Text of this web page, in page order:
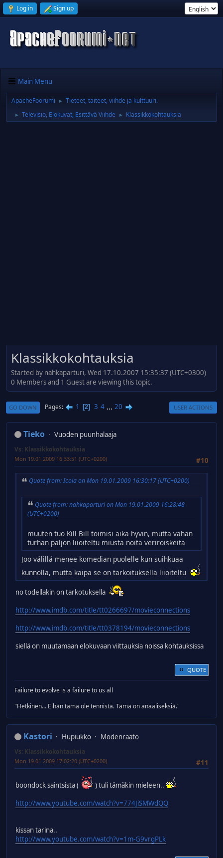
Log in Sign up
Main Menu
ApacheFoorumi ► Tieteet, taiteet, viihde ja kulttuuri.
► Televisio, Elokuvat, Esittävä Viihde ► Klassikkokohtauksia
Klassikkokohtauksia
Started by nahkaparturi, Wed 17.10.2007 15:35:37 (UTC+0300)
0 Members and 1 Guest are viewing this topic.
GO DOWN Pages 1 2 3 4 ... 20 USER ACTIONS
Tieko Vuoden puunhalaaja
Vs: Klassikkokohtauksia
#10
Mon 19.01.2009 16:33:51 (UTC+0200)
Quote from: Icola on Mon 19.01.2009 16:30:17 (UTC+0200)
Quote from: nahkaparturi on Mon 19.01.2009 16:28:48
(UTC+0200)
muuten tuo Kill Bill toimisi aika hyvin, mutta vähän
turhan paljon liioiteltu miusta noita veriroiskeita
Joo välillä menee komedian puolelle kun suihkuaa
kunnolla, mutta kaipa se on tarkoituksella liioiteltu
no todellakin on tarkotuksella
http://www.imdb.com/title/tt0266697/movieconnections
http://www.imdb.com/title/tt0378194/movieconnections
siellä on muutamaan elokuvaan viittauksia noissa kohtauksissa
QUOTE
Failure to evolve is a failure to us all
"Hetkinen... Eihän tämä ole tennistä. Tämä on anaaliseksiä."
Kastori Hupiukko Modenraato
Vs: Klassikkokohtauksia
#11
Mon 19.01.2009 17:02:20 (UTC+0200)
boondock saintsista (
) tuli tämäkin mieleen..
http://www.youtube.com/watch?v=774JiSMWdQQ
kissan tarina..
http://www.youtube.com/watch?v=1m-G9vrgPLk